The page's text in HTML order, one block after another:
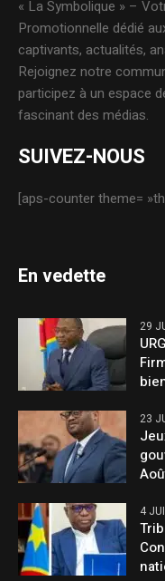
« La Symbolique » –
Promotionnelle dédié
captivants, actualités,
Rejoignez notre
participez à un espace
fascinant des médias.
SUIVEZ-NOUS
[aps-counter theme=
En vedette
29
23
4